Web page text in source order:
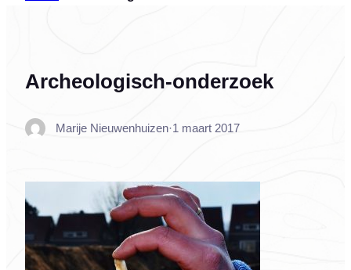
Archeologisch-onderzoek
Marije Nieuwenhuizen·1 maart 2017